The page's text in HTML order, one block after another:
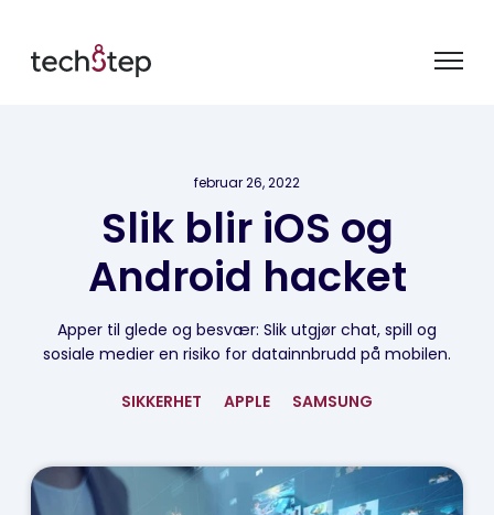
februar 26, 2022
Slik blir iOS og
Android hacket
Apper til glede og besvær: Slik utgjør chat, spill og
sosiale medier en risiko for datainnbrudd på mobilen.
SIKKERHET APPLE SAMSUNG